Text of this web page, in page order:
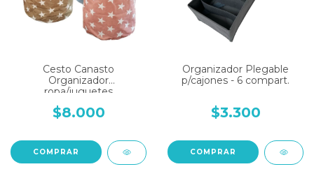
Cesto Canasto
Organizador
ropa/juguetes
ESTRELLAS
$8.000
COMPRAR
Organizador Plegable
p/cajones - 6 compart.
$3.300